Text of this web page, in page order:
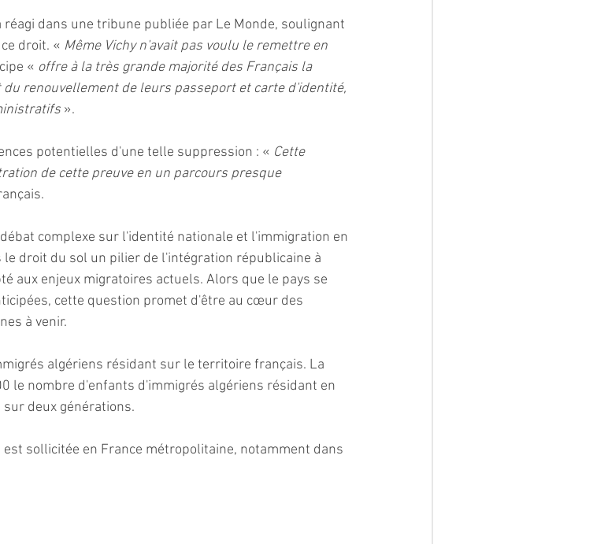
dans une tribune publiée par Le Monde, soulignant
droit. « Même Vichy n'avait pas voulu le remettre en
« offre à la très grande majorité des Français la
renouvellement de leurs passeport et carte d'identité,
».
potentielles d'une telle suppression : « Cette
de cette preuve en un parcours presque
complexe sur l'identité nationale et l'immigration en
le droit du sol un pilier de l'intégration républicaine à
aux enjeux migratoires actuels. Alors que le pays se
cette question promet d'être au cœur des
à venir.
algériens résidant sur le territoire français. La
le nombre d'enfants d'immigrés algériens résidant en
deux générations.
sollicitée en France métropolitaine, notamment dans